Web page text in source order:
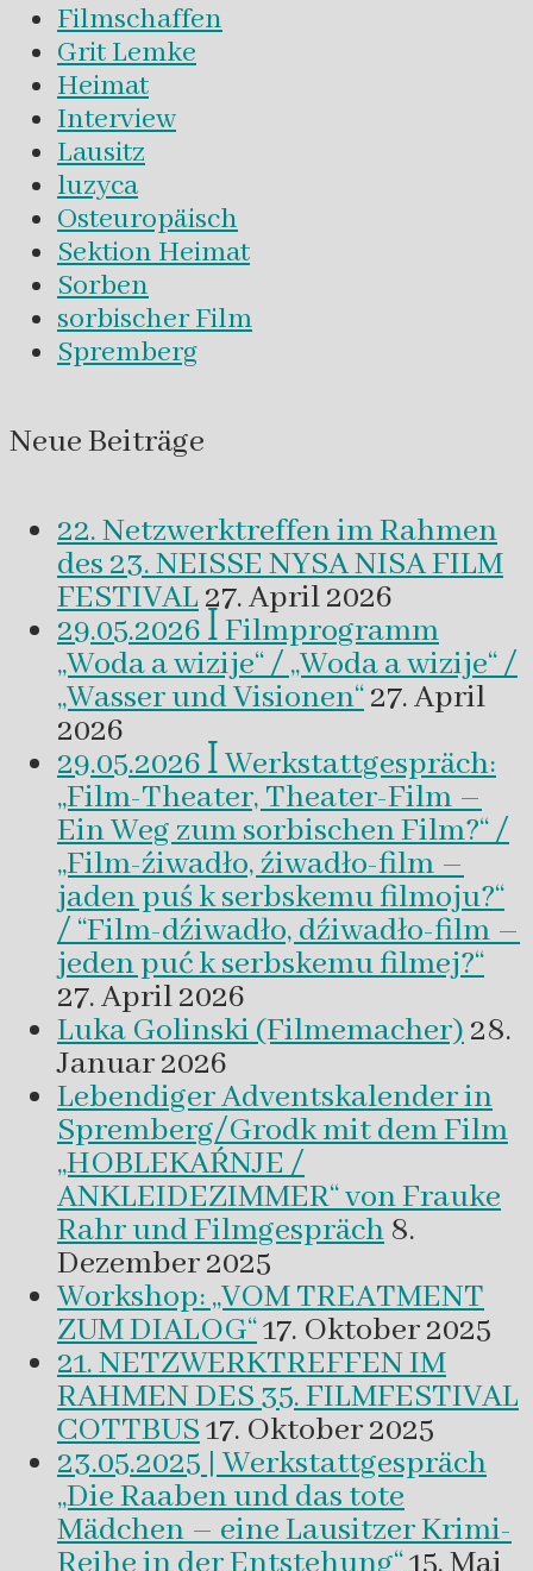
Filmschaffen
Grit Lemke
Heimat
Interview
Lausitz
luzyca
Osteuropäisch
Sektion Heimat
Sorben
sorbischer Film
Spremberg
Neue Beiträge
22. Netzwerktreffen im Rahmen
des 23. NEISSE NYSA NISA FILM
FESTIVAL27. April 2026
29.05.2026 ꟾ Filmprogramm
„Woda a wizije“ / „Woda a wizije“ /
„Wasser und Visionen“27. April
2026
29.05.2026 ꟾ Werkstattgespräch:
„Film-Theater, Theater-Film –
Ein Weg zum sorbischen Film?“ /
„Film-źiwadło, źiwadło-film –
jaden puś k serbskemu filmoju?“
/ “Film-dźiwadło, dźiwadło-film –
jeden puć k serbskemu filmej?“
27. April 2026
Luka Golinski (Filmemacher)28.
Januar 2026
Lebendiger Adventskalender in
Spremberg/Grodk mit dem Film
„HOBLEKAŔNJE /
ANKLEIDEZIMMER“ von Frauke
Rahr und Filmgespräch 8.
Dezember 2025
Workshop: „VOM TREATMENT
ZUM DIALOG“17. Oktober 2025
21. NETZWERKTREFFEN IM
RAHMEN DES 35. FILMFESTIVAL
COTTBUS17. Oktober 2025
23.05.2025 | Werkstattgespräch
„Die Raaben und das tote
Mädchen – eine Lausitzer Krimi-